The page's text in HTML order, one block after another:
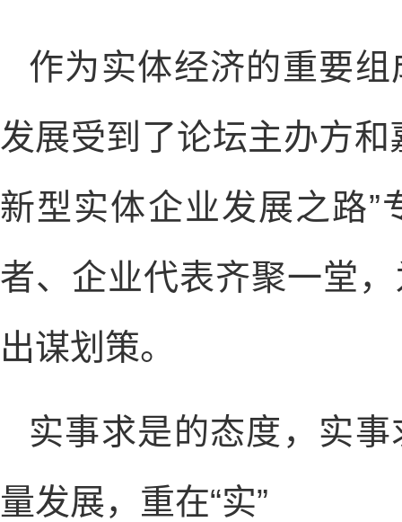
作为实体经济的重要
发展受到了论坛主办方
新型实体企业发展之路
者、企业代表齐聚一堂
出谋划策。
实事求是的态度，实
量发展，重在“实”